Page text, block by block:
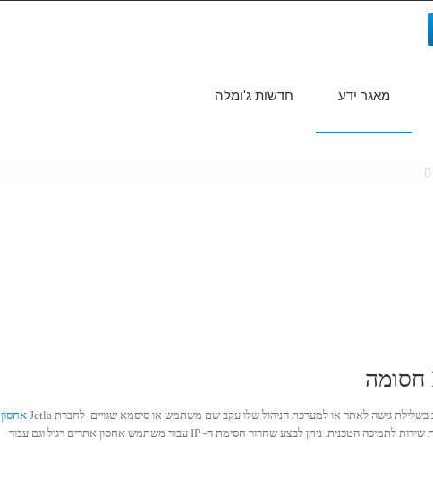
מאגר ידע חדשות ג'ומלה
אחסון
פתרון קל לשחרור עצמאי של חסימות IP, ללא צורך בפתיחת קריאת שירות לתמיכה הטכנית. ניתן לבצע שחרור חסימת ה- IP עבור משתמש אחסון אתרים רגיל וגם עבור